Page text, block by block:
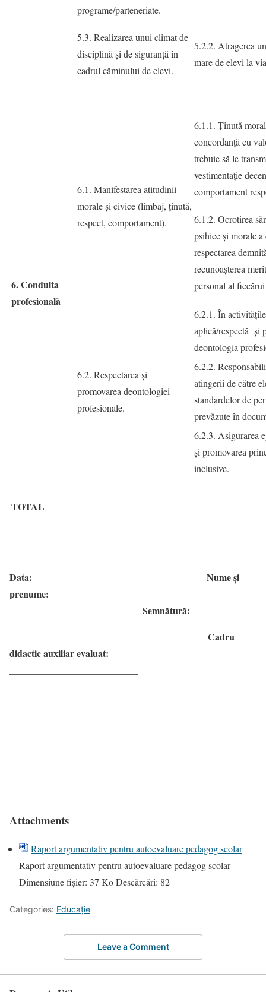
programe/parteneriate.
5.3. Realizarea unui climat de
disciplină şi de siguranţă în
cadrul căminului de elevi.
5.2.2. Atragerea
mare de elevi la
6. Conduita
profesională
6.1. Manifestarea atitudinii
morale şi civice (limbaj, ţinută,
respect, comportament).
6.1.1. Ținută
concordanţă cu
trebuie să le
vestimentaţie
comportament
6.1.2. Ocrotirea
psihice şi morale
respectarea
recunoaşterea
personal al
6.2. Respectarea şi
promovarea deontologiei
profesionale.
6.2.1. În
aplică/respectă şi
deontologia
6.2.2.
atingerii de către
standardelor de
prevăzute în
6.2.3. Asigurarea
şi promovarea
inclusive.
TOTAL
Data: Nume şi
prenume:
Semnătură:
Cadru
didactic auxiliar evaluat:
Attachments
Raport argumentativ pentru autoevaluare pedagog scolar
Raport argumentativ pentru autoevaluare pedagog scolar
Dimensiune fișier: 37 KoDescărcări: 82
Categories: Educație
Leave a Comment